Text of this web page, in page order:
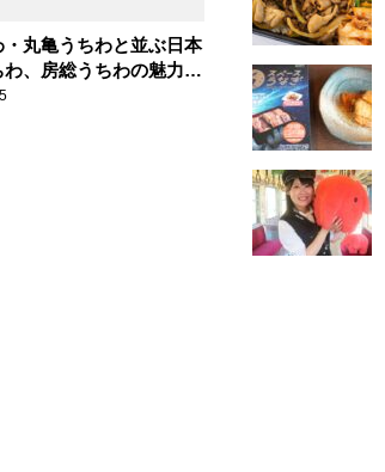
・丸亀うちわと並ぶ日本
わ、房総うちわの魅力
葉】